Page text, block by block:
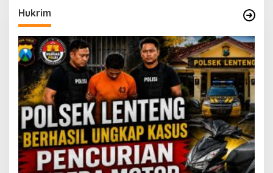
Hukrim